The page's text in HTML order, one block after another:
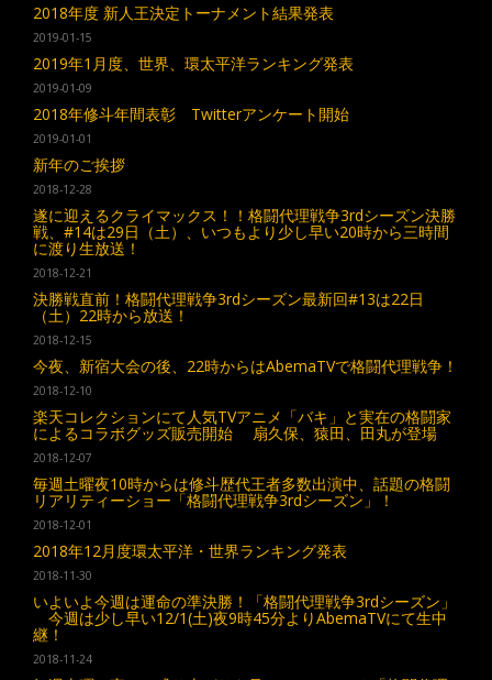
2018年度 新人王決定トーナメント結果発表
2019-01-15
2019年1月度、世界、環太平洋ランキング発表
2019-01-09
2018年修斗年間表彰 Twitterアンケート開始
2019-01-01
新年のご挨拶
2018-12-28
遂に迎えるクライマックス！！格闘代理戦争3rdシーズン決勝
戦、#14は29日（土）、いつもより少し早い20時から三時間
に渡り生放送！
2018-12-21
決勝戦直前！格闘代理戦争3rdシーズン最新回#13は22日
（土）22時から放送！
2018-12-15
今夜、新宿大会の後、22時からはAbemaTVで格闘代理戦争！
2018-12-10
楽天コレクションにて人気TVアニメ「バキ」と実在の格闘家
によるコラボグッズ販売開始 扇久保、猿田、田丸が登場
2018-12-07
毎週土曜夜10時からは修斗歴代王者多数出演中、話題の格闘
リアリティーショー「格闘代理戦争3rdシーズン」！
2018-12-01
2018年12月度環太平洋・世界ランキング発表
2018-11-30
いよいよ今週は運命の準決勝！「格闘代理戦争3rdシーズン」
今週は少し早い12/1(土)夜9時45分よりAbemaTVにて生中
継！
2018-11-24